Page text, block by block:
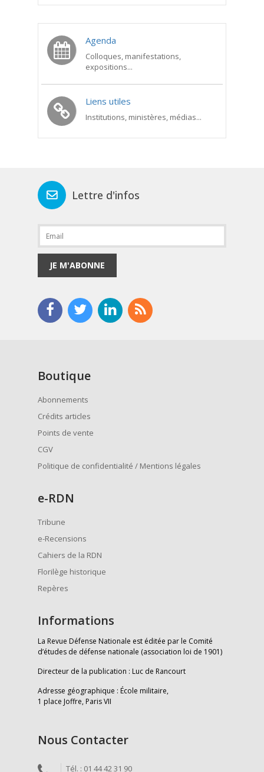
Agenda
Colloques, manifestations,
expositions...
Liens utiles
Institutions, ministères, médias...
Lettre d'infos
JE M'ABONNE
Boutique
Abonnements
Crédits articles
Points de vente
CGV
Politique de confidentialité / Mentions légales
e-RDN
Tribune
e-Recensions
Cahiers de la RDN
Florilège historique
Repères
Informations
La Revue Défense Nationale est éditée par le Comité
d’études de défense nationale (association loi de 1901)
Directeur de la publication : Luc de Rancourt
Adresse géographique : École militaire,
1 place Joffre, Paris VII
Nous Contacter
Tél. : 01 44 42 31 90